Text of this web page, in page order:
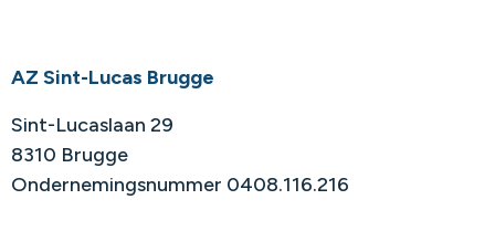
AZ Sint-Lucas Brugge
Sint-Lucaslaan 29
8310 Brugge
Ondernemingsnummer 0408.116.216